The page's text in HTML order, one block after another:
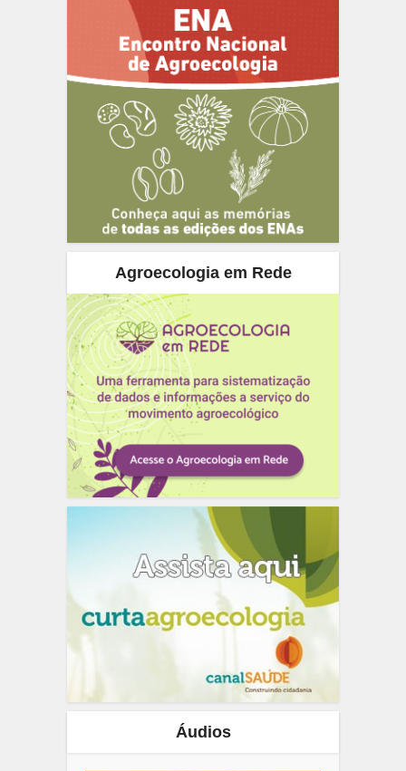
Agroecologia em Rede
Áudios